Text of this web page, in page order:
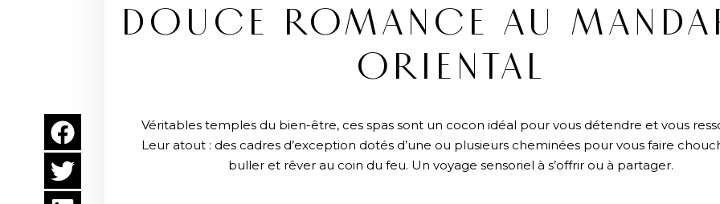
DOUCE ROMANCE AU
ORIENTAL
Véritables temples du bien-être, ces spas sont un cocon idéal pour vous détendre et vous
Leur atout : des cadres d’exception dotés d’une ou plusieurs cheminées pour vous faire
buller et rêver au coin du feu. Un voyage sensoriel à s’offrir ou à partager.